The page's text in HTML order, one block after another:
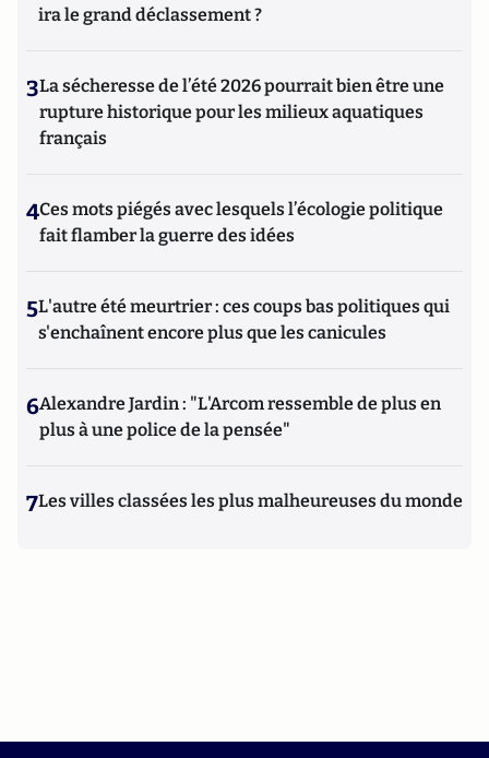
ira le grand déclassement ?
3La sécheresse de l’été 2026 pourrait bien être une
rupture historique pour les milieux aquatiques
français
4Ces mots piégés avec lesquels l’écologie politique
fait flamber la guerre des idées
5L'autre été meurtrier : ces coups bas politiques qui
s'enchaînent encore plus que les canicules
6Alexandre Jardin : "L'Arcom ressemble de plus en
plus à une police de la pensée"
7Les villes classées les plus malheureuses du monde